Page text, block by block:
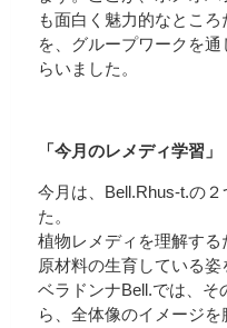
も面白く魅力的なとこ
を、グループワークを
らいました。
「今月のレメディ学習」
今月は、Bell.Rhus-t.の
た。
植物レメディを理解す
原材料の生育している姿
ベラドンナBell.では、
ら、全体像のイメージを